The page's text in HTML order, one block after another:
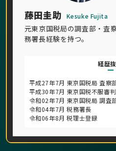
藤田圭助 Kesuke Fujita
元東京国税局の調査部・査
務署長経験を持つ。
経歴
平成27年7月 東京国税局 査察
平成30年7月 東京国税不服審
令和02年7月 東京国税局 調査
令和04年7月 税務署長
令和06年8月 税理士登録